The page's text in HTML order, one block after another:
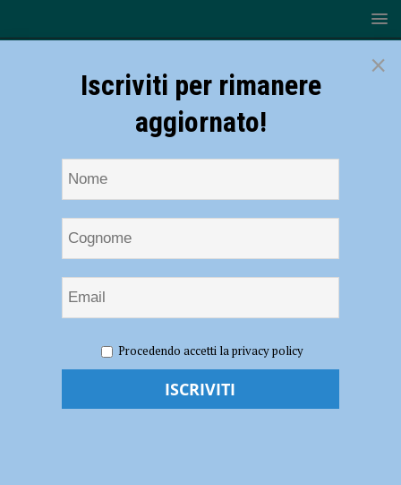
seconda al Trofeo Nannini 2024
Volley – Gas Sales Piacenza, l’Under 19
×
Iscriviti per rimanere
aggiornato!
Procedendo accetti la privacy policy